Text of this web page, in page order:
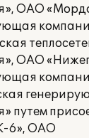
ОАО
ОАО
путем
6», ОАО